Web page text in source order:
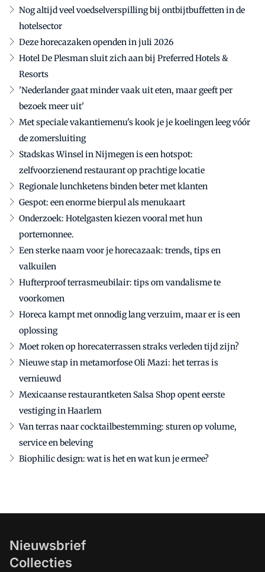
Nog altijd veel voedselverspilling bij ontbijtbuffetten in de
hotelsector
Deze horecazaken openden in juli 2026
Hotel De Plesman sluit zich aan bij Preferred Hotels &
Resorts
'Nederlander gaat minder vaak uit eten, maar geeft per
bezoek meer uit'
Met speciale vakantiemenu's kook je je koelingen leeg vóór
de zomersluiting
Stadskas Winsel in Nijmegen is een hotspot:
zelfvoorzienend restaurant op prachtige locatie
Regionale lunchketens binden beter met klanten
Gespot: een enorme bierpul als menukaart
Onderzoek: Hotelgasten kiezen vooral met hun
portemonnee.
Een sterke naam voor je horecazaak: trends, tips en
valkuilen
Hufterproof terrasmeubilair: tips om vandalisme te
voorkomen
Horeca kampt met onnodig lang verzuim, maar er is een
oplossing
Moet roken op horecaterrassen straks verleden tijd zijn?
Nieuwe stap in metamorfose Oli Mazi: het terras is
vernieuwd
Mexicaanse restaurantketen Salsa Shop opent eerste
vestiging in Haarlem
Van terras naar cocktailbestemming: sturen op volume,
service en beleving
Biophilic design: wat is het en wat kun je ermee?
Nieuwsbrief
Collecties